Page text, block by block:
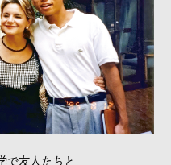
で友人たちと